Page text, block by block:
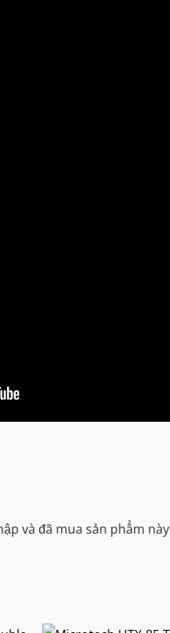
và đã mua sản phẩm